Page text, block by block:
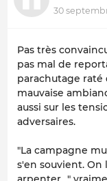
30
Pas très
pas mal de
parachutage
mauvaise
aussi sur les
adversaires.
"La campagne
s'en souvient. On